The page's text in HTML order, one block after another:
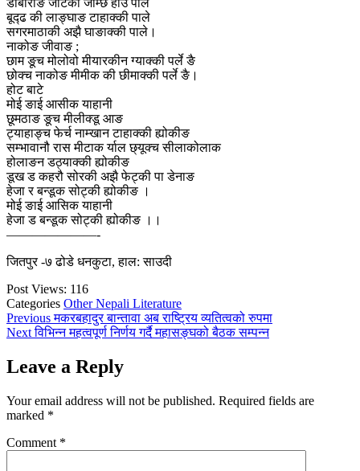
बूद्ढ की लाङ्घाङ टाहाक्की पाले
सगरमाठाकी अझै घाङाक्की पाले।
नाकोङ जीवाङ ;
छाम ङूच मोलोवो मीयारकीन ग्याक्की पर्ले ङै
छोक्च नाकोङ मीमीक की छीमाक्की पर्ले ङै।
होट बाटे
मोई ङाई आसीक याहानी
छूमठाङ ङूच मीलीक्डू आङ
ट्याहाङ्च फेर्च नाम्खान टाहाक्की ह्योकीङ
सम्भावानौ रास मीटाक र्याल छ्यूक्च सीलाकोलाक
होलाङन डठ्याक्की ह्योकीङ
डूख ड कहरौ सोरकी अझै फेट्की पा डेनाङ
हेजा र बन्डूक सोट्की ह्योकीङ ।
मोई ङाई आसिक याहानी
हेजा ड बन्डूक सोट्की ह्योकीङ ।।
———————-
जितपुर -७ ढोडे धनकुटा, हाल: साउदी
Post Views: 116
Categories Other Nepali Literature
Post
navigation
PreviousPrevious
post:
मकरबहादुर बान्तावा अब राष्ट्रिय व्यतित्वको रुपमा
NextNext
विभिन्न महत्वपूर्ण निर्णय गर्दै महासङ्घको बैठक सम्पन्न
Leave a Reply
Your email address will not be published. Required fields are
marked *
Comment *